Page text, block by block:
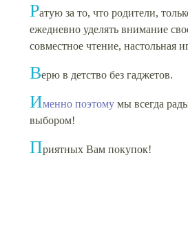
Ратую за то, что родители,
ежедневно уделять внимание
совместное чтение, настольная
Верю в детство без гаджетов.
Именно поэтому мы всегда
выбором!
Приятных Вам покупок!